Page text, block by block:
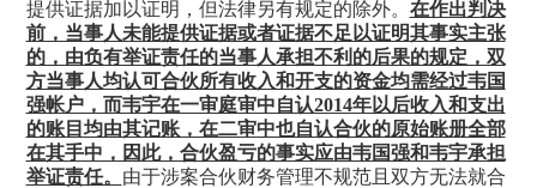
提供证据加以证明，但法律另有规定的除外。 在作出判决
前，当事人未能提供证据或者证据不足以证明其事实主张
的，由负有举证责任的当事人承担不利的后果的规定，双
方当事人均认可合伙所有收入和开支的资金均需经过韦国
强帐户，而韦宇在一审庭审中自认2014年以后收入和支出
的账目均由其记账，在二审中也自认合伙的原始账册全部
在其手中，因此，合伙盈亏的事实应由韦国强和韦宇承担
举证责任。 由于涉案合伙财务管理不规范且双方无法就合